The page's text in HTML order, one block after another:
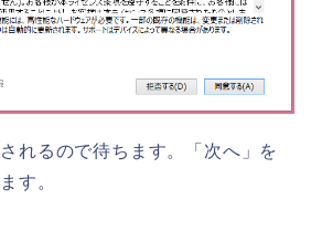
れるので待ちます。「次へ」を
す。